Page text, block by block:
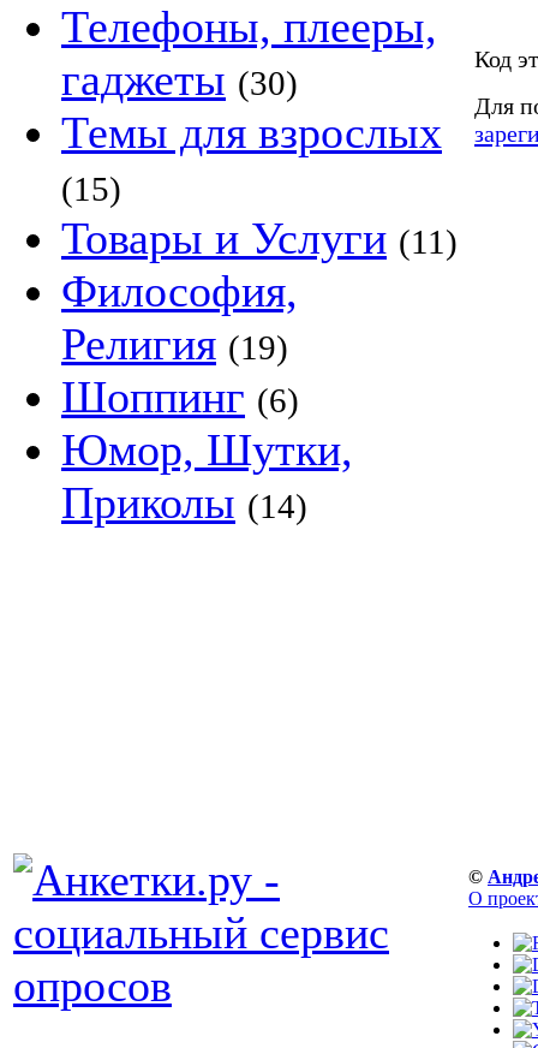
Телефоны, плееры,
гаджеты (30)
Темы для взрослых
(15)
Товары и Услуги (11)
Философия,
Религия (19)
Шоппинг (6)
Юмор, Шутки,
Приколы (14)
Код
Для
©
О